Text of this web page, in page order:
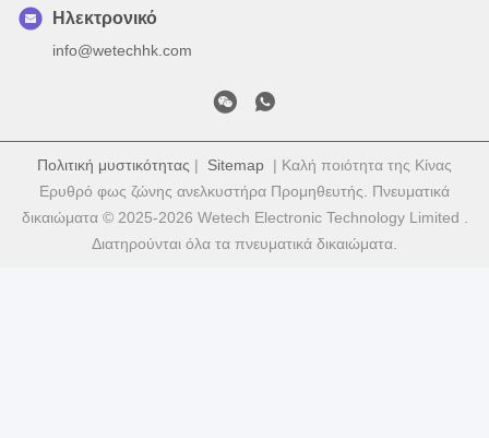
Ηλεκτρονικό
info@wetechhk.com
Πολιτική μυστικότητας | Sitemap | Καλή ποιότητα της Κίνας
Ερυθρό φως ζώνης ανελκυστήρα Προμηθευτής. Πνευματικά
δικαιώματα © 2025-2026 Wetech Electronic Technology Limited .
Διατηρούνται όλα τα πνευματικά δικαιώματα.